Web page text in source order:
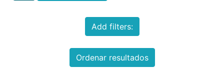
Add filters:
Ordenar resultados